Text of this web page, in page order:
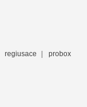
regiusace
probox